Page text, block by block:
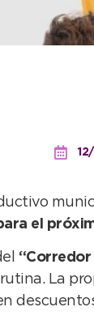
el
“Corredor
La